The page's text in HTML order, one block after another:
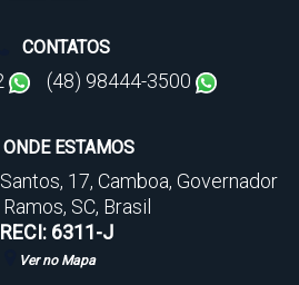
CONTATOS
(48) 98444-3500
ONDE ESTAMOS
, 17, Camboa, Governador
, SC, Brasil
6311-J
Ver no Mapa